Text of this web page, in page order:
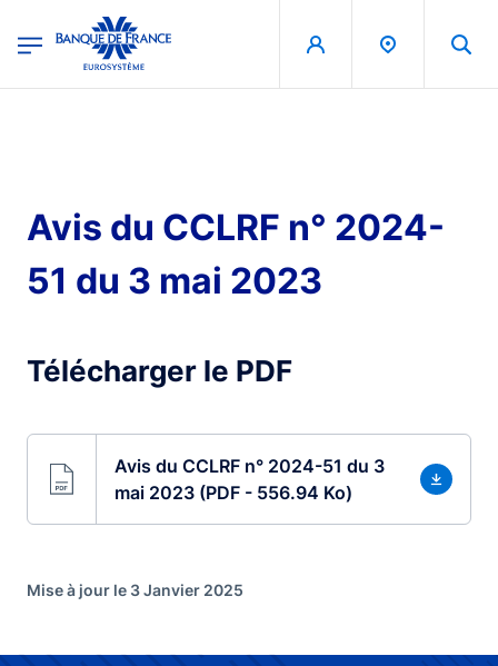
Banque de France - Menu Principal
Avis du CCLRF n° 2024-
51 du 3 mai 2023
Télécharger le PDF
Avis du CCLRF n° 2024-51 du 3
mai 2023 (PDF - 556.94 Ko)
Mise à jour le 3 Janvier 2025